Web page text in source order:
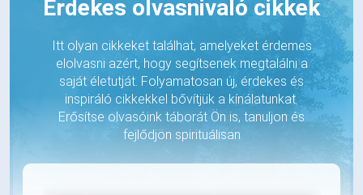
Érdekes olvasnivaló cikkek
Itt olyan cikkeket találhat, amelyeket érdemes
elolvasni azért, hogy segítsenek megtalálni a
saját életutját. Folyamatosan új, érdekes és
inspiráló cikkekkel bővítjük a kínálatunkat.
Erősítse olvasóink táborát Ön is, tanuljon és
fejlődjön spirituálisan